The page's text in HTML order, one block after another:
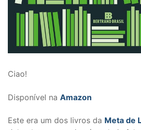
Ciao!
Disponível na Amazon
Este era um dos livros da Meta de